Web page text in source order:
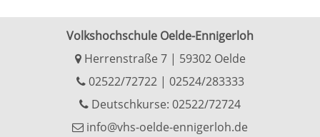
Volkshochschule Oelde-Ennigerloh
Herrenstraße 7 | 59302 Oelde
02522/72722| 02524/283333
Deutschkurse: 02522/72724
info@vhs-oelde-ennigerloh.de